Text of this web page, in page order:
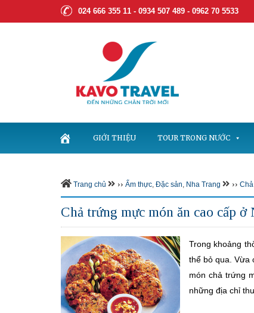
024 666 355 11 - 0934 507 489 - 0962 70 5533
GIỚI THIỆU TOUR TRONG NƯỚC
Trang chủ ›› Ẩm thực, Đặc sản, Nha Trang ››
Chả trứng mực món ăn cao cấp ở
Trong khoảng
thể bỏ qua. Vừa
món chả trứng
những địa chỉ